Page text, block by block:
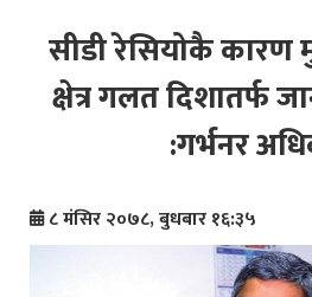
सीडी रेसियोकै कारण
क्षेत्र गलत दिशातर्फ
:गर्भनर
८ मंसिर २०७८, बुधबार १६:३५